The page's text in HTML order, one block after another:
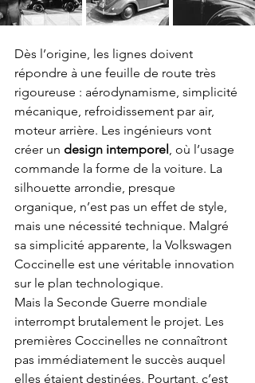
Dès l’origine, les lignes doivent
répondre à une feuille de route très
rigoureuse : aérodynamisme, simplicité
mécanique, refroidissement par air,
moteur arrière. Les ingénieurs vont
créer un design intemporel, où l’usage
commande la forme de la voiture. La
silhouette arrondie, presque
organique, n’est pas un effet de style,
mais une nécessité technique. Malgré
sa simplicité apparente, la Volkswagen
Coccinelle est une véritable innovation
sur le plan technologique.
Mais la Seconde Guerre mondiale
interrompt brutalement le projet. Les
premières Coccinelles ne connaîtront
pas immédiatement le succès auquel
elles étaient destinées. Pourtant, c’est